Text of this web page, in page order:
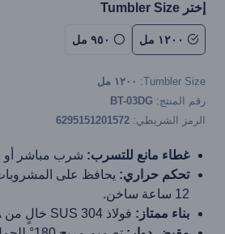
إختر Tumbler Size
١٢٠٠ مل ٩٥٠ مل
Tumbler Size:
١٢٠٠ مل
رقم المنتج: BT-03DG
الرمز الشريطي: 6295151201572
غطاء مانع للتسرب: شرب مباشر
تحكم حراري:
12 ساعة ساخن.
بناء ممتاز: فولاذ SUS 304 خالٍ من BPA ومتين.